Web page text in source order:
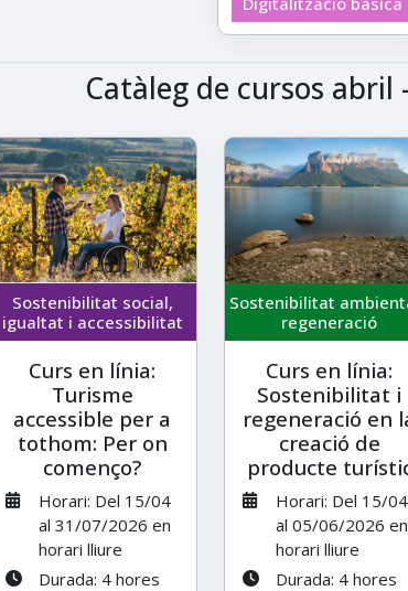
Catàleg de cursos abril
Sostenibilitat social,
igualtat i accessibilitat
Curs en línia:
Turisme
accessible per a
tothom: Per on
començo?
Horari: Del 15/04
al 31/07/2026 en
horari lliure
Durada: 4 hores
Sostenibilitat
regeneració
Curs en línia:
Sostenibilitat i
regeneració en
creació de
producte
Horari: Del 15/04
al 05/06/2026 en
horari lliure
Durada: 4 hores